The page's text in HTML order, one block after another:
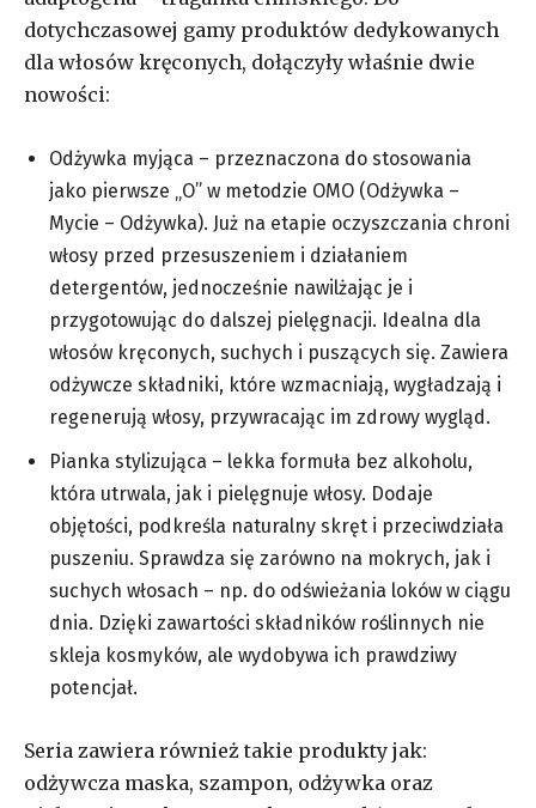
dotychczasowej gamy produktów dedykowanych
dla włosów kręconych, dołączyły właśnie dwie
nowości:
Odżywka myjąca – przeznaczona do stosowania
jako pierwsze „O” w metodzie OMO (Odżywka –
Mycie – Odżywka). Już na etapie oczyszczania chroni
włosy przed przesuszeniem i działaniem
detergentów, jednocześnie nawilżając je i
przygotowując do dalszej pielęgnacji. Idealna dla
włosów kręconych, suchych i puszących się. Zawiera
odżywcze składniki, które wzmacniają, wygładzają i
regenerują włosy, przywracając im zdrowy wygląd.
Pianka stylizująca – lekka formuła bez alkoholu,
która utrwala, jak i pielęgnuje włosy. Dodaje
objętości, podkreśla naturalny skręt i przeciwdziała
puszeniu. Sprawdza się zarówno na mokrych, jak i
suchych włosach – np. do odświeżania loków w ciągu
dnia. Dzięki zawartości składników roślinnych nie
skleja kosmyków, ale wydobywa ich prawdziwy
potencjał.
Seria zawiera również takie produkty jak:
odżywcza maska, szampon, odżywka oraz